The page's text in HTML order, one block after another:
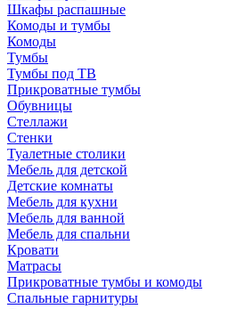
Шкафы распашные
Комоды и тумбы
Комоды
Тумбы
Тумбы под ТВ
Прикроватные тумбы
Обувницы
Стеллажи
Стенки
Туалетные столики
Мебель для детской
Детские комнаты
Мебель для кухни
Мебель для ванной
Мебель для спальни
Кровати
Матрасы
Прикроватные тумбы и комоды
Спальные гарнитуры